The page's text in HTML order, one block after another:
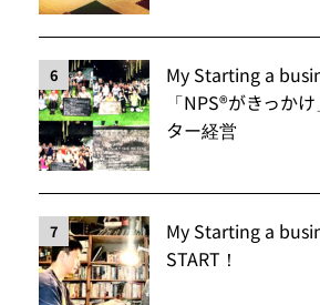
6
My Starting a
「NPS®️がきっか
ター経営
7
My Starting a
START！